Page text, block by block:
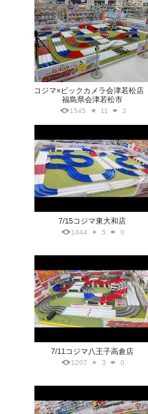
コジマ×ビックカメラ会津若松店
福島県会津若松市
1545 11 2
7/15コジマ東大和店
1444 5 0
7/11コジマ八王子高倉店
1207 3 0